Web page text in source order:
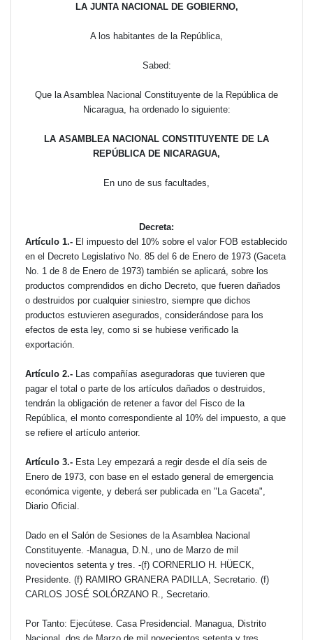
LA JUNTA NACIONAL DE GOBIERNO,
A los habitantes de la República,
Sabed:
Que la Asamblea Nacional Constituyente de la República de
Nicaragua, ha ordenado lo siguiente:
LA ASAMBLEA NACIONAL CONSTITUYENTE DE LA
REPÚBLICA DE NICARAGUA,
En uno de sus facultades,
Decreta:
Artículo 1.- El impuesto del 10% sobre el valor FOB establecido
en el Decreto Legislativo No. 85 del 6 de Enero de 1973 (Gaceta
No. 1 de 8 de Enero de 1973) también se aplicará, sobre los
productos comprendidos en dicho Decreto, que fueren dañados
o destruidos por cualquier siniestro, siempre que dichos
productos estuvieren asegurados, considerándose para los
efectos de esta ley, como si se hubiese verificado la
exportación.
Artículo 2.- Las compañías aseguradoras que tuvieren que
pagar el total o parte de los artículos dañados o destruidos,
tendrán la obligación de retener a favor del Fisco de la
República, el monto correspondiente al 10% del impuesto, a que
se refiere el artículo anterior.
Artículo 3.- Esta Ley empezará a regir desde el día seis de
Enero de 1973, con base en el estado general de emergencia
económica vigente, y deberá ser publicada en "La Gaceta",
Diario Oficial.
Dado en el Salón de Sesiones de la Asamblea Nacional
Constituyente. -Managua, D.N., uno de Marzo de mil
novecientos setenta y tres. -(f) CORNERLIO H. HÜECK,
Presidente. (f) RAMIRO GRANERA PADILLA, Secretario. (f)
CARLOS JOSÉ SOLÓRZANO R., Secretario.
Por Tanto: Ejecútese. Casa Presidencial. Managua, Distrito